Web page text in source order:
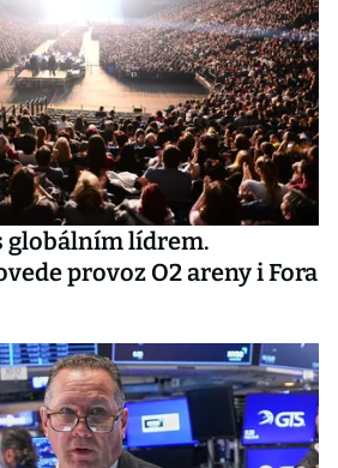
globálním lídrem.
provoz O2 areny i Fora